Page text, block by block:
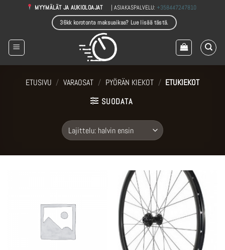
MYYMÄLÄT JA AUKIOLOAJAT | ASIAKASPALVELU:+358447247810
36kk korotonta maksuaikaa? Lue lisää tästä.
ETUSIVU / VARAOSAT / PYÖRÄN KIEKOT / ETUKIEKOT
SUODATA